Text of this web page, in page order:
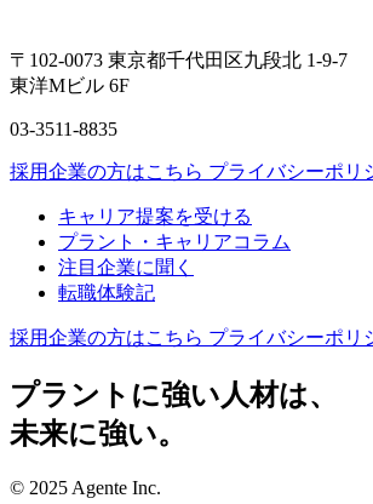
〒102-0073 東京都千代田区九段北 1-9-7
東洋Mビル 6F
03-3511-8835
採用企業の方はこちら プライバシーポリ
キャリア提案を受ける
プラント・キャリアコラム
注目企業に聞く
転職体験記
採用企業の方はこちら プライバシーポリ
プラントに強い人材は、
未来に強い。
© 2025 Agente Inc.